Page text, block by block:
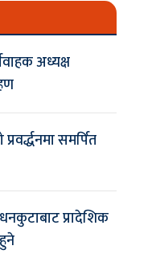
अध्यक्ष
समर्पित
प्रादेशिक